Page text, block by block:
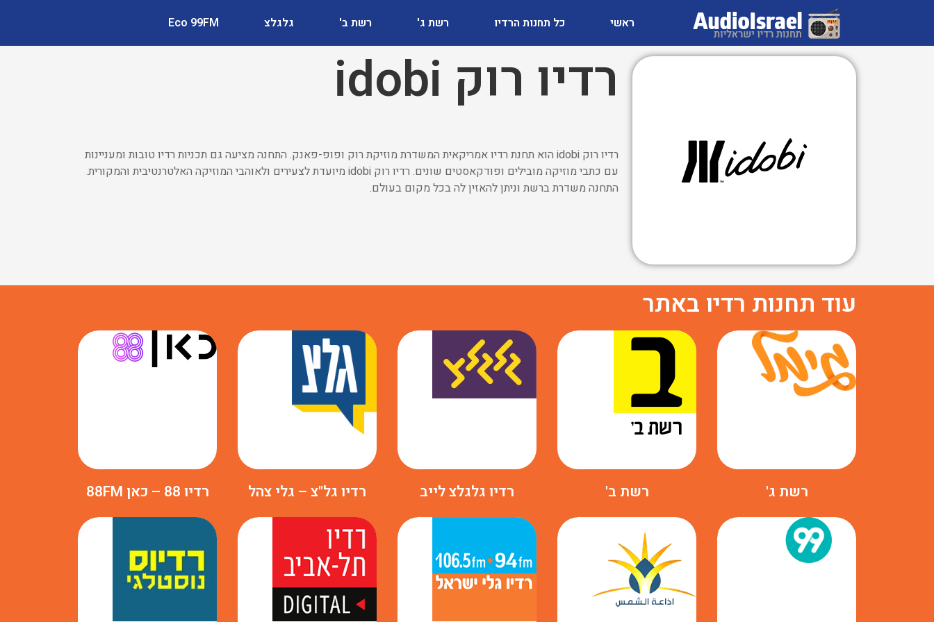
ראשי כל תחנות הרדיו רשת ג' רשת ב' גלגלצ Eco 99FM
רדיו רוק idobi
רדיו רוק idobi הוא תחנת רדיו אמריקאית המשדרת מוזיקת רוק ופופ-פאנק. התחנה מציעה גם תכניות רדיו טובות ומעניינות
עם כתבי מוזיקה מובילים ופודקאסטים שונים. רדיו רוק idobi מיועדת לצעירים ולאוהבי המוזיקה האלטרנטיבית והמקורית.
התחנה משדרת ברשת וניתן להאזין לה בכל מקום בעולם.
עוד תחנות רדיו באתר
רשת ג' רשת ב' רדיו גלגלצ לייב רדיו גל"צ – גלי צהל רדיו 88 – כאן 88FM